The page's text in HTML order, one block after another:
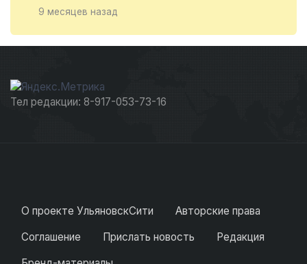
9 месяцев назад
Тел редакции: 8-917-053-73-16
О проекте УльяновскСити
Авторские права
Соглашение
Прислать новость
Редакция